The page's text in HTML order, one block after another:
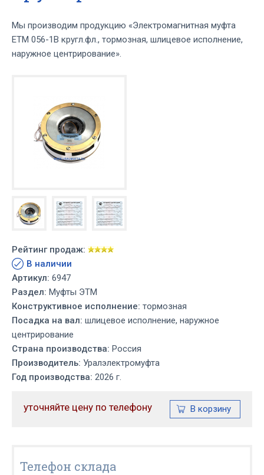
Мы производим продукцию «Электромагнитная муфта
ЕТМ 056-1В кругл.фл., тормозная, шлицевое исполнение,
наружное центрирование».
Рейтинг продаж:
В наличии
Артикул: 6947
Раздел: Муфты ЭТМ
Конструктивное исполнение: тормозная
Посадка на вал: шлицевое исполнение, наружное
центрирование
Страна производства: Россия
Производитель: Уралэлектромуфта
Год производства: 2026 г.
уточняйте цену по телефону
Телефон склада